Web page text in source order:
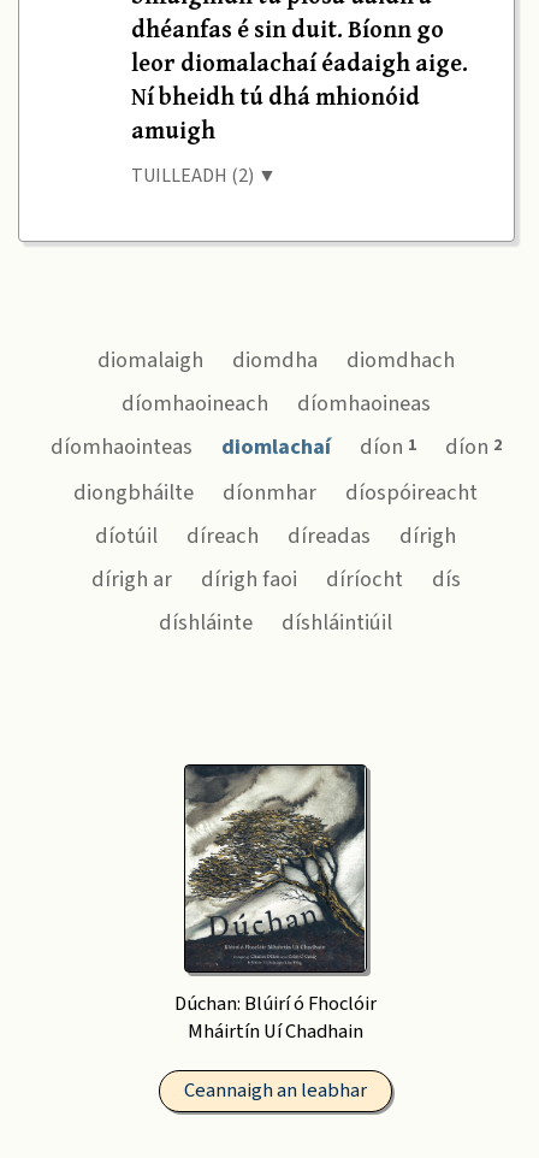
dhéanfas é sin duit. Bíonn go
leor diomalachaí éadaigh aige.
Ní bheidh tú dhá mhionóid
amuigh
TUILLEADH (2) ▼
diomalaigh diomdha
diomdhach
díomhaoineach
díomhaoineas
díomhaointeas
diomlachaí díon 1 díon 2
diongbháilte díonmhar
díospóireacht
díotúil
díreach díreadas
dírigh
dírigh ar
dírigh faoi díríocht
dís
díshláinte
díshláintiúil
Dúchan: Blúirí ó Fhoclóir
Mháirtín Uí Chadhain
Ceannaigh an leabhar